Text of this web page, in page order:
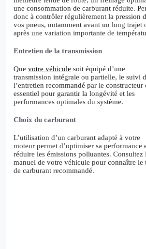
une consommation de carburant réduite.
donc à contrôler régulièrement la pression
vos pneus, notamment avant un long trajet
après une variation importante de
Entretien de la transmission
Que votre véhicule soit équipé d’une
transmission intégrale ou partielle, le suivi
l’entretien recommandé par le constructeur
essentiel pour garantir la longévité et les
performances optimales du système.
Choix du carburant
L’utilisation d’un carburant adapté à votre
moteur permet d’optimiser sa performance
réduire les émissions polluantes. Consultez
manuel de votre véhicule pour connaître le
de carburant recommandé.